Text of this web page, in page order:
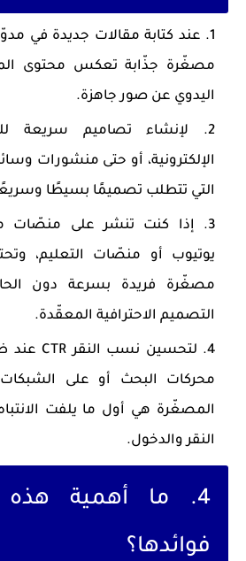
عند كتابة مقالات جديدة في
مصغّرة جذّابة تعكس محتوى
اليدوي عن صور جاهزة.
لإنشاء تصاميم سريعة
الإلكترونية، أو حتى منشورات
التي تتطلب تصميمًا بسيطًا
إذا كنت تنشر على منصّات
يوتيوب أو منصّات التعليم،
مصغّرة فريدة بسرعة دون
التصميم الاحترافية المعقّدة.
لتحسين نسب النقر CTR
عند
محركات البحث أو على الشبكات
المصغّرة هي أول ما يلفت
النقر والدخول.
4. ما أهمية هذه
فوائدها؟